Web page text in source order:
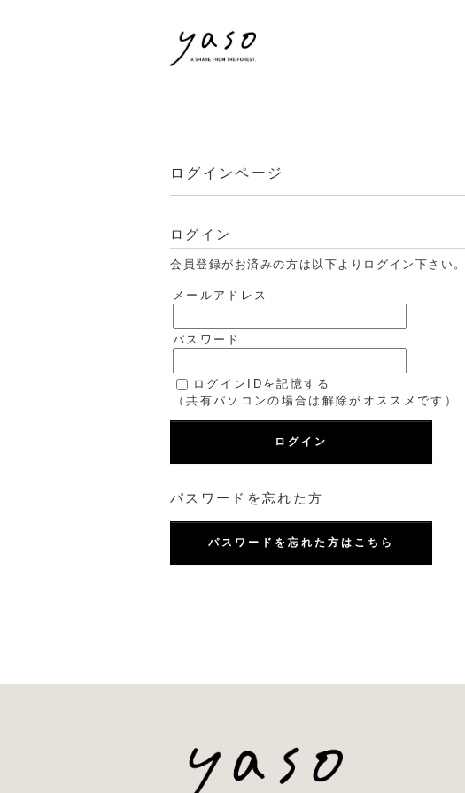
ログインページ
ログイン
会員登録がお済みの方は以下よりログイン下さい。
メールアドレス
パスワード
ログインIDを記憶する
（共有パソコンの場合は解除がオススメです）
ログイン
パスワードを忘れた方
パスワードを忘れた方はこちら